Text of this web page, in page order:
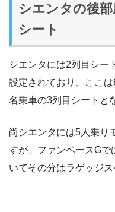
シエンタの後
シート
シエンタには2列目シー
設定されており、ここ
名乗車の3列目シートと
尚シエンタには5人乗り
すが、ファンベースGで
いてその分はラゲッジス